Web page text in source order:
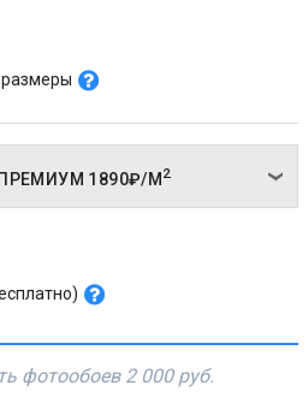
1890₽/М 2
фотообоев 2 000 руб.